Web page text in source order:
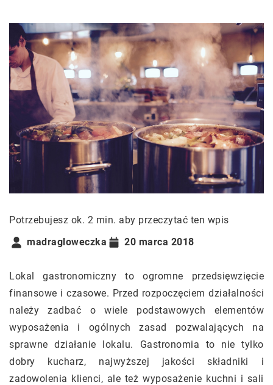
Potrzebujesz ok. 2 min. aby przeczytać ten wpis
madragloweczka
20 marca 2018
Lokal gastronomiczny to ogromne przedsięwzięcie
finansowe i czasowe. Przed rozpoczęciem działalności
należy zadbać o wiele podstawowych elementów
wyposażenia i ogólnych zasad pozwalających na
sprawne działanie lokalu. Gastronomia to nie tylko
dobry kucharz, najwyższej jakości składniki i
zadowolenia klienci, ale też wyposażenie kuchni i sali